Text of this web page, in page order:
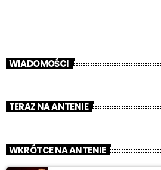
WIADOMOŚCI
TERAZ NA ANTENIE
WKRÓTCE NA ANTENIE